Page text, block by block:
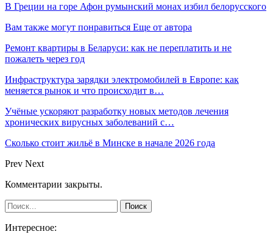
В Греции на горе Афон румынский монах избил белорусского
Вам также могут понравиться Еще от автора
Ремонт квартиры в Беларуси: как не переплатить и не
пожалеть через год
Инфраструктура зарядки электромобилей в Европе: как
меняется рынок и что происходит в…
Учёные ускоряют разработку новых методов лечения
хронических вирусных заболеваний с…
Сколько стоит жильё в Минске в начале 2026 года
Prev Next
Комментарии закрыты.
Интересное: